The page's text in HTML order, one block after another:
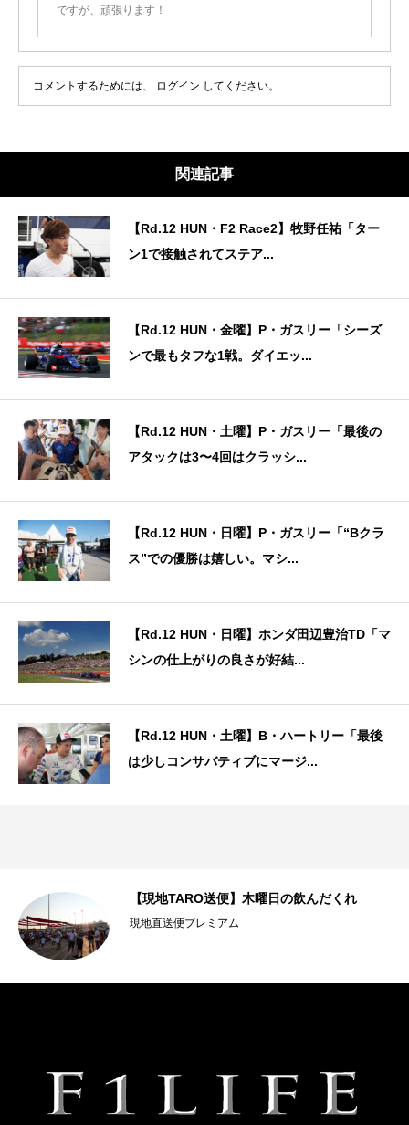
ですが、頑張ります！
コメントするためには、 ログイン してください。
関連記事
【Rd.12 HUN・F2 Race2】牧野任祐「ター
ン1で接触されてステア...
【Rd.12 HUN・金曜】P・ガスリー「シーズ
ンで最もタフな1戦。ダイエッ...
【Rd.12 HUN・土曜】P・ガスリー「最後の
アタックは3〜4回はクラッシ...
【Rd.12 HUN・日曜】P・ガスリー「“Bクラ
ス”での優勝は嬉しい。マシ...
【Rd.12 HUN・日曜】ホンダ田辺豊治TD「マ
シンの仕上がりの良さが好結...
【Rd.12 HUN・土曜】B・ハートリー「最後
は少しコンサバティブにマージ...
【現地TARO送便】木曜日の飲んだくれ
現地直送便プレミアム